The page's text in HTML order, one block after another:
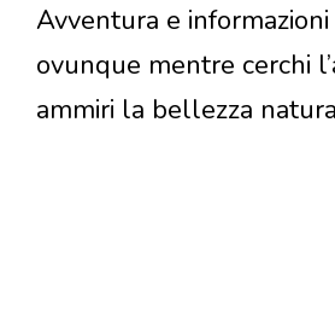
Avventura e
ovunque mentre cerchi
ammiri la bellezza